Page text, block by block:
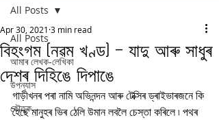
All Posts
আমাৰ লেখক-লেখিকা
উপন্যাস
কৌতুক
All Posts
বিহংগম (নৱম খণ্ড) – যাদু আৰু সাধুৰ
দেশৰ দিহিঙে দিপাঙে
Apr 30, 2021 3 min read
গাড়ীখনৰ পৰা নামি অভিনন্দন আৰু টেক্সিৰ ড্ৰাইভাৰজনে কি
হৈছে মানুহৰ ভিৰ ঠেলি উমান লবলৈ চেস্তা কৰিলে ৷ পথৰ